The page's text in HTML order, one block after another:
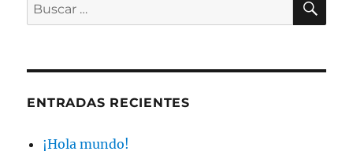
por:
ENTRADAS RECIENTES
¡Hola mundo!